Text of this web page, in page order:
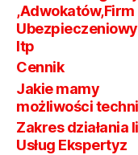
,Adwokatów,Firm
Itp
Cennik
Jakie mamy
możliwości
Zakres działania
Usług Ekspertyz